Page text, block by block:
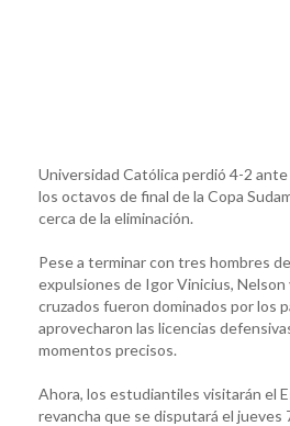
Universidad Católica perdió 4-2 ante
los octavos de final de la Copa
cerca de la eliminación.
Pese a terminar con tres hombres
expulsiones de Igor Vinicius, Nelson
cruzados fueron dominados por los
aprovecharon las licencias
momentos precisos.
Ahora, los estudiantiles visitarán el
revancha que se disputará el jueves